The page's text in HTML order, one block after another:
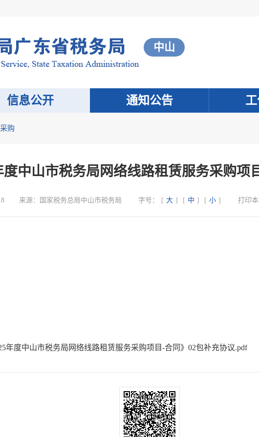
中山
信息公开 通知公告
购
度中山市税务局网络线路租赁服务采购项
来源： 国家税务总局中山市税务局 字号： [ 大 ] [ 中 ] [ 小 ] 打印
年度中山市税务局网络线路租赁服务采购项目-合同》02包补充协议.pdf